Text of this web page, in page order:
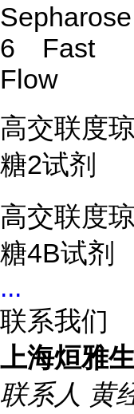
6 Fast
Flow
高交联度
糖2试剂
高交联度
糖4B试剂
...
联系我们
上海烜雅
联系人 黄